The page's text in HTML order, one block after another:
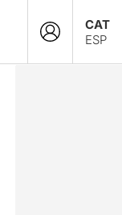
CAT
ESP